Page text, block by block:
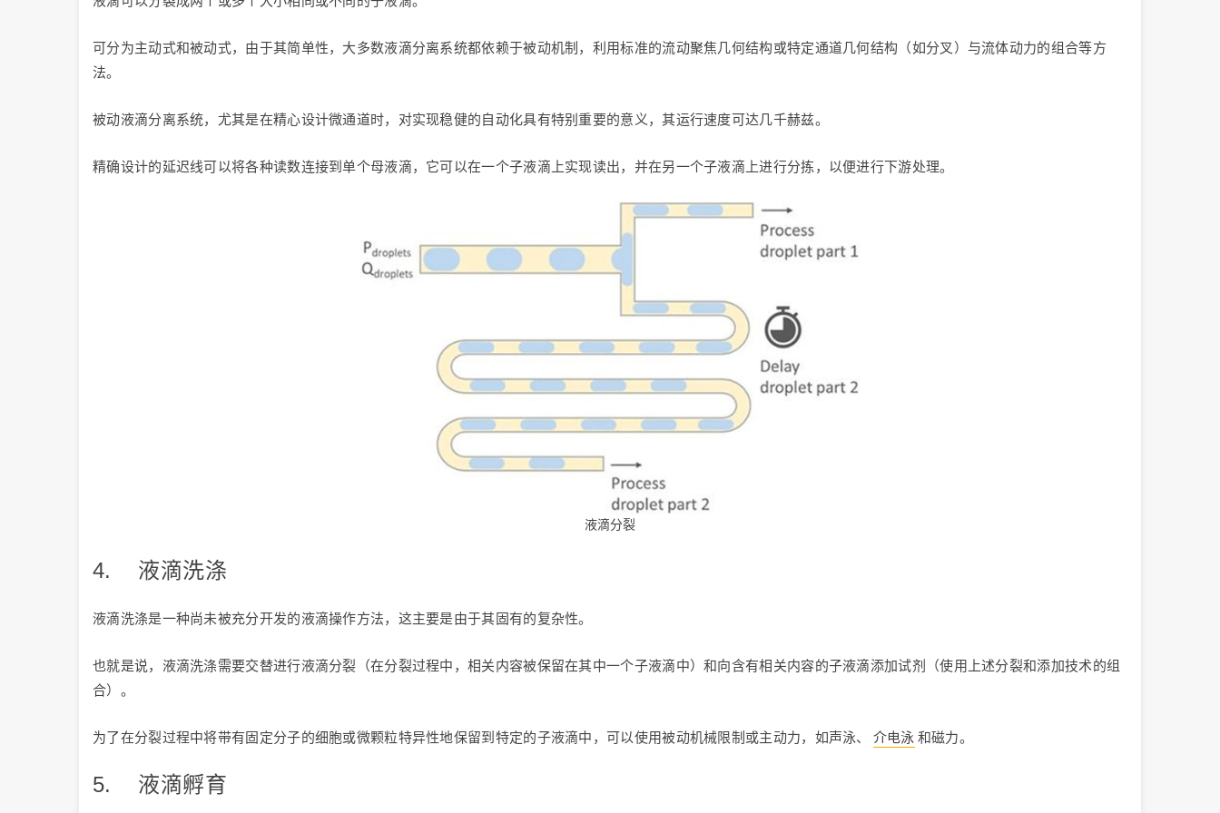
可分为主动式和被动式，由于其简单性，大多数液滴分离系统都依赖于被动机制，利用标准的流动聚焦几何结构或特定通道几何结构（如分叉）与流体动力的组合等方
法。
被动液滴分离系统，尤其是在精心设计微通道时，对实现稳健的自动化具有特别重要的意义，其运行速度可达几千赫兹。
精确设计的延迟线可以将各种读数连接到单个母液滴，它可以在一个子液滴上实现读出，并在另一个子液滴上进行分拣，以便进行下游处理。
液滴分裂
4. 液滴洗涤
液滴洗涤是一种尚未被充分开发的液滴操作方法，这主要是由于其固有的复杂性。
也就是说，液滴洗涤需要交替进行液滴分裂（在分裂过程中，相关内容被保留在其中一个子液滴中）和向含有相关内容的子液滴添加试剂（使用上述分裂和添加技术的组
合）。
为了在分裂过程中将带有固定分子的细胞或微颗粒特异性地保留到特定的子液滴中，可以使用被动机械限制或主动力，如声泳、 介电泳 和磁力。
5. 液滴孵育